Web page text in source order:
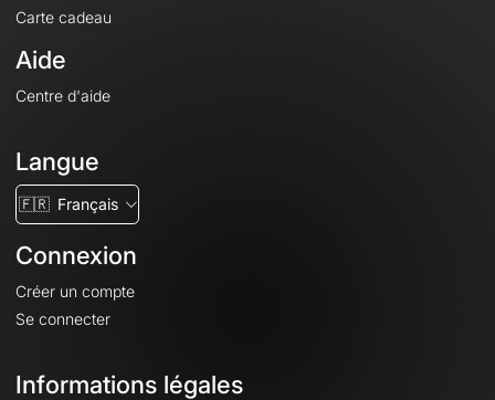
Carte cadeau
Aide
Centre d'aide
Langue
🇫🇷 Français
Connexion
Créer un compte
Se connecter
Informations légales